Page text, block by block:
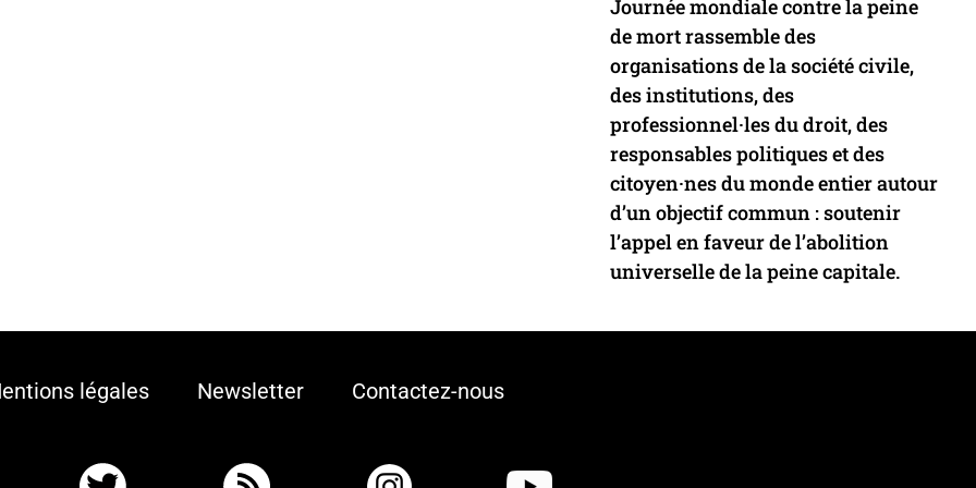
Journée mondiale contre la peine
de mort rassemble des
organisations de la société civile,
des institutions, des
professionnel·les du droit, des
responsables politiques et des
citoyen·nes du monde entier autour
d’un objectif commun : soutenir
l’appel en faveur de l’abolition
universelle de la peine capitale.
légales Newsletter Contactez-nous